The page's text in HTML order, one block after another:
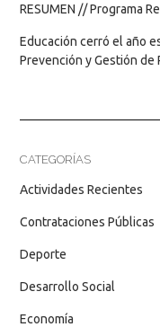
RESUMEN // Programa
Educación cerró el año
Prevención y Gestión de
CATEGORÍAS
Actividades Recientes
Contrataciones Públicas
Deporte
Desarrollo Social
Economía